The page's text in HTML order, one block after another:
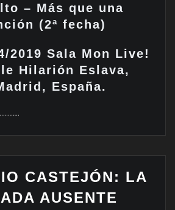
– Más que una
(2ª fecha)
2019 Sala Mon Live!
Hilarión Eslava,
España.
CASTEJÓN: LA
AUSENTE